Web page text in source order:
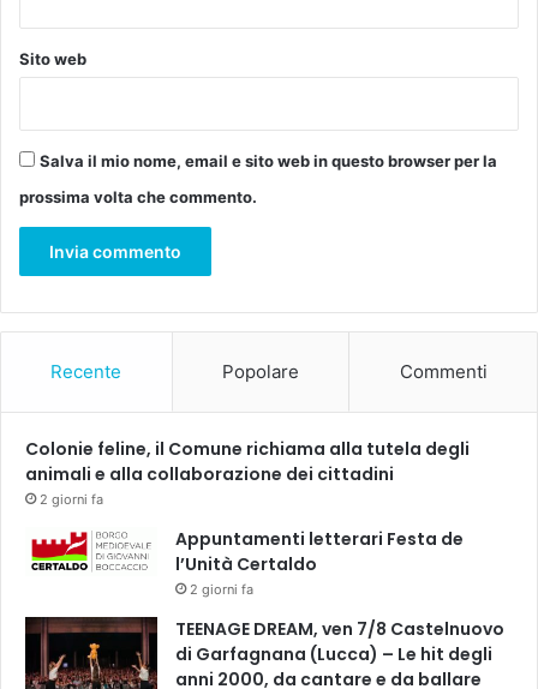
r
a
z
a
P
s
q
a
e
i
M
a
u
u
l
i
n
Sito web
Salva il mio nome, email e sito web in questo browser per la
prossima volta che commento.
Recente Popolare Commenti
Colonie feline, il Comune richiama alla tutela degli
animali e alla collaborazione dei cittadini
2 giorni fa
Appuntamenti letterari Festa de
l’Unità Certaldo
2 giorni fa
TEENAGE DREAM, ven 7/8 Castelnuovo
di Garfagnana (Lucca) – Le hit degli
anni 2000, da cantare e da ballare